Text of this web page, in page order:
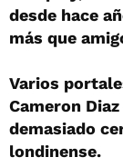
desde hace
más que
Varios
Cameron
demasiado
londinense.